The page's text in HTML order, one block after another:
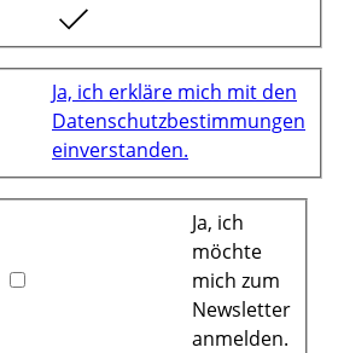
Ja, ich erkläre mich mit den
Datenschutzbestimmungen
einverstanden.
Ja, ich
möchte
mich zum
Newsletter
anmelden.